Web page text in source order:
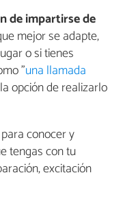
de impartirse de
mejor se adapte,
o si tienes
"una llamada
opción de realizarlo
conocer y
tengas con tu
excitación